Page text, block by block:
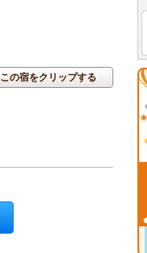
この宿をクリップする